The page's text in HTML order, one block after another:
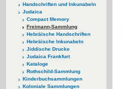
Handschriften und Inkunabeln
Judaica
Compact Memory
Freimann-Sammlung
Hebräische Handschriften
Hebräische Inkunabeln
Jiddische Drucke
Judaica Frankfurt
Kataloge
Rothschild-Sammlung
Kinderbuchsammlungen
Koloniale Sammlungen